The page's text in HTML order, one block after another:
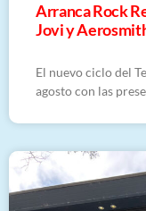
Arranca Rock
Jovi y
El nuevo ciclo del
agosto con las